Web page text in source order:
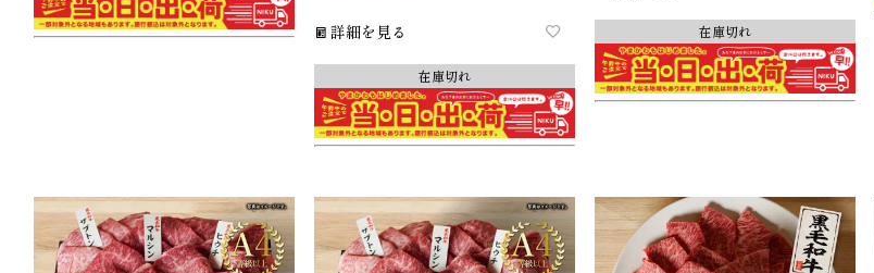
詳細を見る
在庫切れ
在庫切れ